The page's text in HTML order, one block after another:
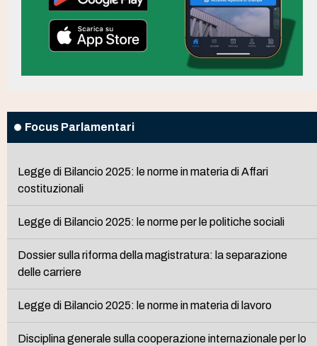
Focus Parlamentari
Legge di Bilancio 2025: le norme in materia di Affari
costituzionali
Legge di Bilancio 2025: le norme per le politiche sociali
Dossier sulla riforma della magistratura: la separazione
delle carriere
Legge di Bilancio 2025: le norme in materia di lavoro
Disciplina generale sulla cooperazione internazionale per lo